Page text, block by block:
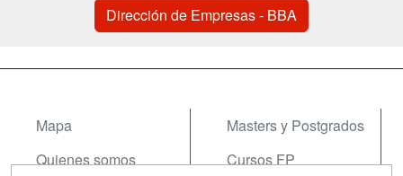
Dirección de Empresas - BBA
Mapa
Quienes somos
Masters y Postgrados
Cursos FP